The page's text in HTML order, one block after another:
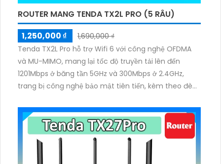
ROUTER MANG TENDA TX2L PRO (5 RÂU)
1,250,000 ₫
1,690,000 ₫
Tenda TX2L Pro hỗ trợ Wifi 6 với công nghệ OFDMA
và MU-MIMO, mang lại tốc độ truyền tải lên đến
1201Mbps ở băng tần 5GHz và 300Mbps ở 2.4GHz,
trang bị công nghệ bảo mật tiên tiến, kèm theo đèn